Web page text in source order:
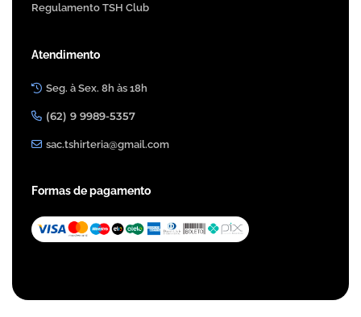
Regulamento TSH Club
Atendimento
Seg. à Sex. 8h às 18h
(62) 9 9989-5357
sac.tshirteria@gmail.com
Formas de pagamento